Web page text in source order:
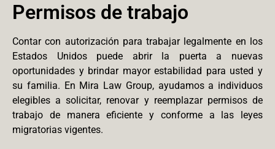
Permisos de trabajo
Contar con autorización para trabajar legalmente en los
Estados Unidos puede abrir la puerta a nuevas
oportunidades y brindar mayor estabilidad para usted y
su familia. En Mira Law Group, ayudamos a individuos
elegibles a solicitar, renovar y reemplazar permisos de
trabajo de manera eficiente y conforme a las leyes
migratorias vigentes.